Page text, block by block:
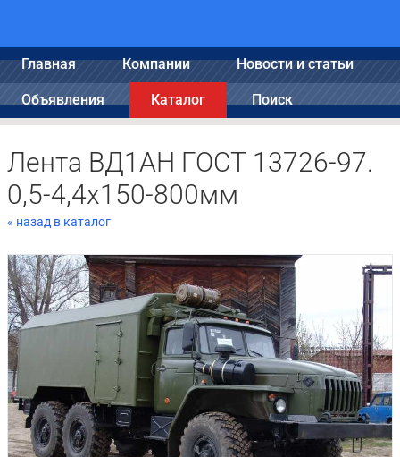
Главная Компании Новости и статьи
Объявления Каталог Поиск
Лента ВД1АН ГОСТ 13726-97.
0,5-4,4х150-800мм
« назад в каталог